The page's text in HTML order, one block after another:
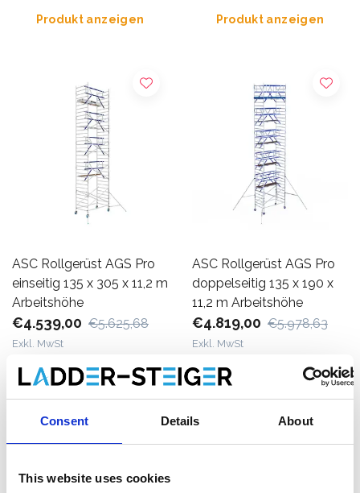
Consent Details About
This website uses cookies
Produkt anzeigen Produkt anzeigen
ASC Rollgerüst AGS Pro
einseitig 135 x 305 x 11,2 m
Arbeitshöhe
€4.539,00 €5.625,68
Exkl. MwSt
Produkt anzeigen
ASC Rollgerüst AGS Pro
doppelseitig 135 x 190 x
11,2 m Arbeitshöhe
€4.819,00 €5.978,63
Exkl. MwSt
Produkt anzeigen